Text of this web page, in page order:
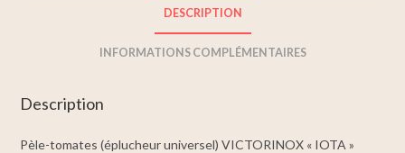
DESCRIPTION
INFORMATIONS COMPLÉMENTAIRES
Description
Pèle-tomates (éplucheur universel) VICTORINOX « IOTA »